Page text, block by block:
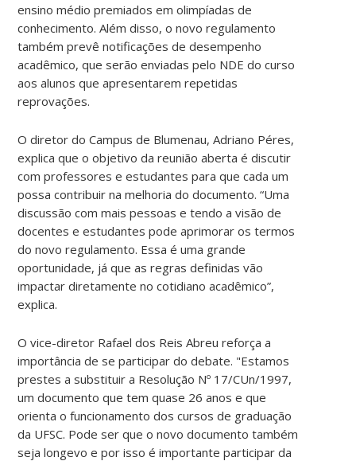
ensino médio premiados em olimpíadas de
conhecimento. Além disso, o novo regulamento
também prevê notificações de desempenho
acadêmico, que serão enviadas pelo NDE do curso
aos alunos que apresentarem repetidas
reprovações.
O diretor do Campus de Blumenau, Adriano Péres,
explica que o objetivo da reunião aberta é discutir
com professores e estudantes para que cada um
possa contribuir na melhoria do documento. “Uma
discussão com mais pessoas e tendo a visão de
docentes e estudantes pode aprimorar os termos
do novo regulamento. Essa é uma grande
oportunidade, já que as regras definidas vão
impactar diretamente no cotidiano acadêmico”,
explica.
O vice-diretor Rafael dos Reis Abreu reforça a
importância de se participar do debate. "Estamos
prestes a substituir a Resolução Nº 17/CUn/1997,
um documento que tem quase 26 anos e que
orienta o funcionamento dos cursos de graduação
da UFSC. Pode ser que o novo documento também
seja longevo e por isso é importante participar da